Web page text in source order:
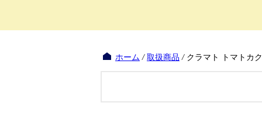
ホーム / 取扱商品 / クラマト トマトカ